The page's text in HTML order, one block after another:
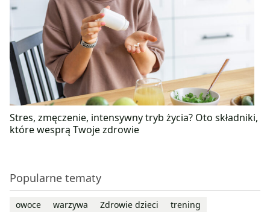
Stres, zmęczenie, intensywny tryb życia? Oto składniki,
które wesprą Twoje zdrowie
Popularne tematy
owoce warzywa Zdrowie dzieci trening